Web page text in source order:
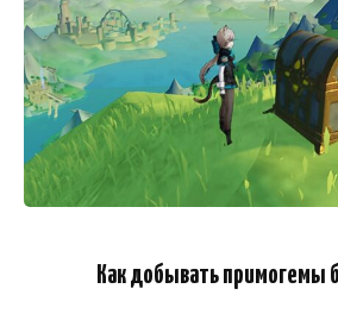
Как добывать примогемы